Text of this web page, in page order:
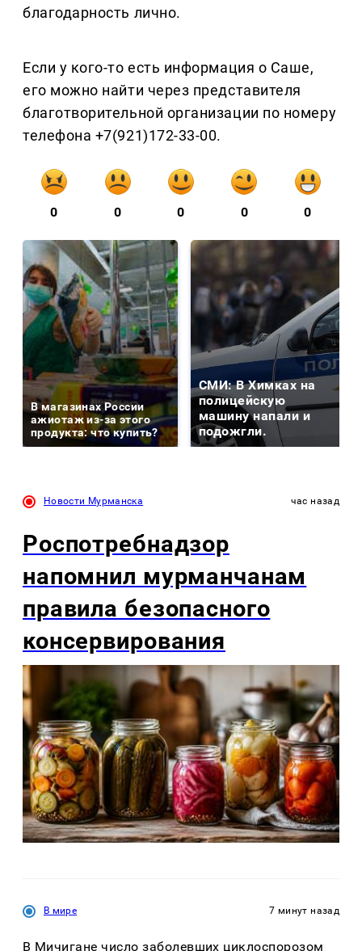
благодарность лично.
Если у кого-то есть информация о Саше,
его можно найти через представителя
благотворительной организации по номеру
телефона +7(921)172-33-00.
0 0 0 0 0
В магазинах России
ажиотаж из-за этого
продукта: что купить?
СМИ: В Химках на
полицейскую
машину напали и
подожгли.
Новости Мурманска час назад
Роспотребнадзор
напомнил мурманчанам
правила безопасного
консервирования
В мире 7 минут назад
В Мичигане число заболевших циклоспорозом